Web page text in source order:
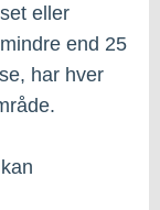
eller
end 25
har hver